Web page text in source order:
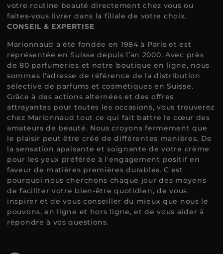
votre routine beauté directement chez vous ou
faites-vous livrer dans la filiale de votre choix.
CONSEIL & EXPERTISE
Marionnaud a été fondée en 1984 à Paris et est
représentée en Suisse depuis l’an 2000. Avec près
de 80 parfumeries et notre boutique en ligne, nous
sommes l'adresse de référence de la distribution
sélective de parfums et cosmétiques en Suisse.
Grâce à des actions alternées et des offres
attrayantes pour toutes les occasions, vous trouverez
chez Marionnaud tout ce qui fait battre le cœur des
amateurs de beauté. Nous croyons fermement que
le plaisir peut être créé de différentes manières. De
la sensation apaisante et soignante de votre crème
pour les yeux préférée à l'engagement positif en
faveur de matières premières durables. C'est
pourquoi nous cherchons chaque jour des moyens
de faciliter votre bien-être quotidien, de vous
inspirer et de vous conseiller du mieux que nous le
pouvons, en ligne et hors ligne, et de vous aider à
répondre à vos questions.